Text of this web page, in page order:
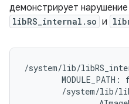
демонстрирует
libRS_internal.so и
/system/lib/
MODULE_PATH :
/system/lib/